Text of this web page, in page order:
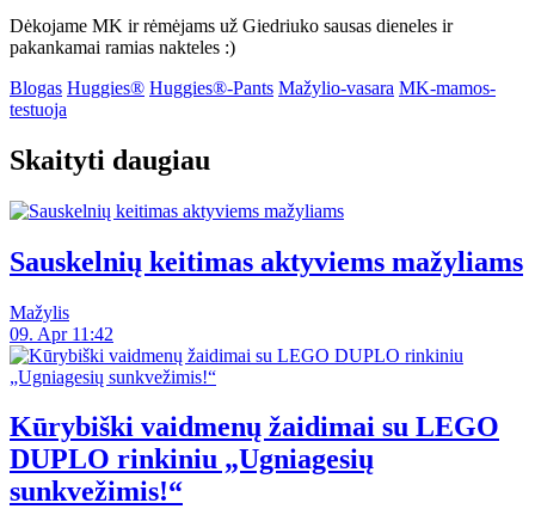
Dėkojame MK ir rėmėjams už Giedriuko sausas dieneles ir
pakankamai ramias nakteles :)
Blogas Huggies® Huggies®-Pants Mažylio-vasara MK-mamos-
testuoja
Skaityti daugiau
Sauskelnių keitimas aktyviems mažyliams
Mažylis
09. Apr 11:42
Kūrybiški vaidmenų žaidimai su LEGO
DUPLO rinkiniu „Ugniagesių
sunkvežimis!“